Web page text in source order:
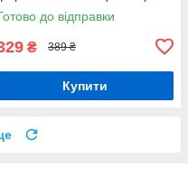
см Орігамі LW 3286
до відправки
₴ 389 ₴
Купити